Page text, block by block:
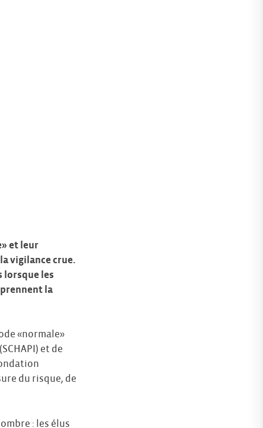
et leur
vigilance crue.
lorsque les
la
«normale»
et de
du risque, de
: les élus